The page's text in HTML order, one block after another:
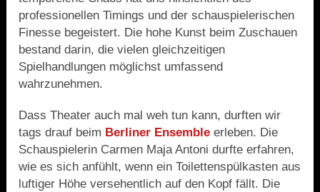
professionellen Timings und der schauspielerischen
Finesse begeistert. Die hohe Kunst beim Zuschauen
bestand darin, die vielen gleichzeitigen
Spielhandlungen möglichst umfassend
wahrzunehmen.
Dass Theater auch mal weh tun kann, durften wir
tags drauf beim Berliner Ensemble erleben. Die
Schauspielerin Carmen Maja Antoni durfte erfahren,
wie es sich anfühlt, wenn ein Toilettenspülkasten aus
luftiger Höhe versehentlich auf den Kopf fällt. Die